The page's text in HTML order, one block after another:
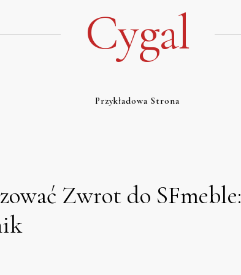
Cygal
Przykładowa Strona
Zwrot do SFmeble: